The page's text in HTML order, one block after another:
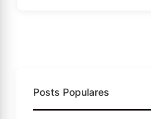
Posts Populares